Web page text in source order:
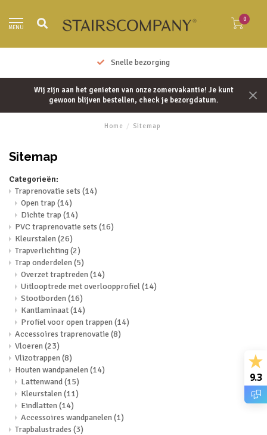
MENU
0
Snelle bezorging
Wij zijn aan het genieten van onze zomervakantie! Je kunt
gewoon blijven bestellen, check je bezorgdatum.
Home / Sitemap
Sitemap
Categorieën:
Traprenovatie sets (14)
Open trap (14)
Dichte trap (14)
PVC traprenovatie sets (16)
Kleurstalen(26)
Trapverlichting(2)
Trap onderdelen(5)
Overzet traptreden(14)
Uitlooptrede met overloopprofiel(14)
Stootborden(16)
Kantlaminaat(14)
Profiel voor open trappen(14)
Accessoires traprenovatie (8)
Vloeren(23)
Vlizotrappen(8)
Houten wandpanelen(14)
Lattenwand(15)
Kleurstalen(11)
Eindlatten(14)
Accessoires wandpanelen(1)
Trapbalustrades (3)
9.3